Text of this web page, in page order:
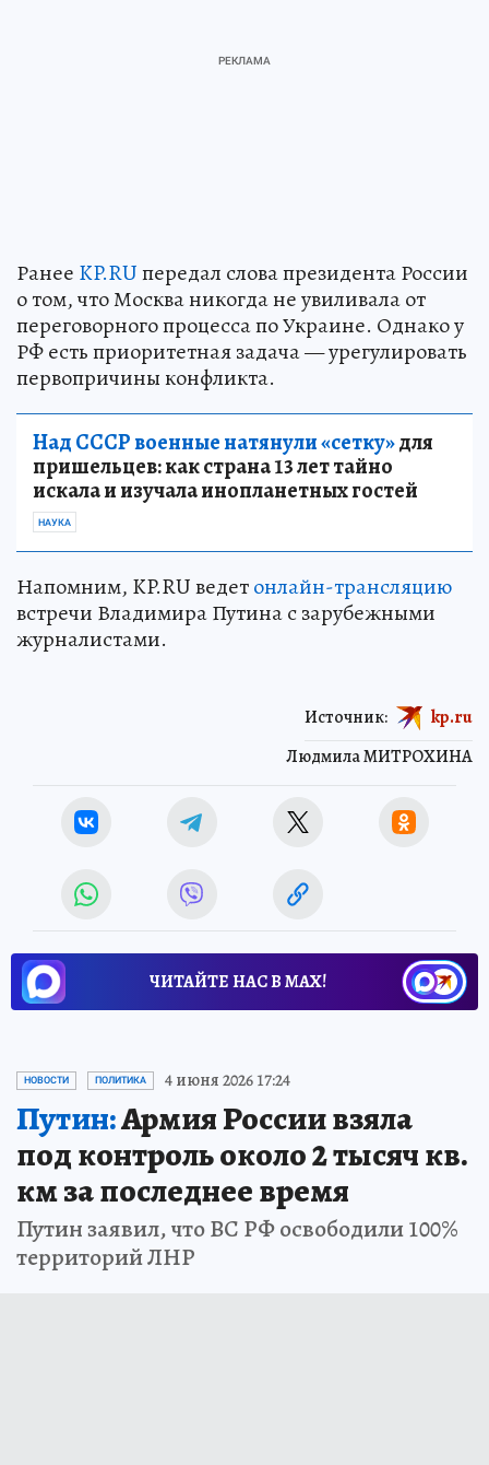
Ранее KP.RUпередал слова президента России
о том, что Москва никогда не увиливала от
переговорного процесса по Украине. Однако у
РФ есть приоритетная задача — урегулировать
первопричины конфликта.
Над СССР военные натянули «сетку»для
пришельцев: как страна 13 лет тайно
искала и изучала инопланетных гостей
НАУКА
Напомним, KP.RU ведетонлайн-трансляцию
встречи Владимира Путина с зарубежными
журналистами.
Людмила МИТРОХИНА
Источник: kp.ru
ЧИТАЙТЕ НАС В МАХ!
НОВОСТИ ПОЛИТИКА 4 июня 2026 17:24
Путин:Армия России взяла
под контроль около 2 тысяч кв.
км за последнее время
Путин заявил, что ВС РФ освободили 100%
территорий ЛНР